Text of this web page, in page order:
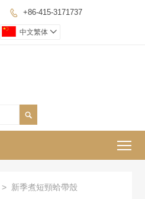
 +86-415-3171737
中文繁体 

> 新季煮短頸蛤帶殼